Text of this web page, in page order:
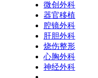
微创外科
器官移植
腔镜外科
肝胆外科
烧伤整形
心胸外科
神经外科